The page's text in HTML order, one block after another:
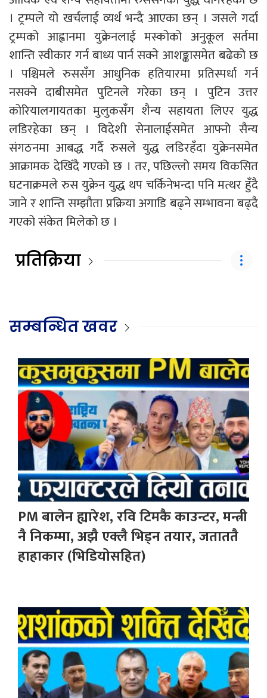
। ट्रम्पले यो खर्चलाई व्यर्थ भन्दै आएका छन् । जसले गर्दा
ट्रम्पको आह्वानमा युक्रेनलाई मस्कोको अनुकूल सर्तमा
शान्ति स्वीकार गर्न बाध्य पार्न सक्ने आशङ्कासमेत बढेको छ
। पश्चिमले रुससँग आधुनिक हतियारमा प्रतिस्पर्धा गर्न
नसक्ने दाबीसमेत पुटिनले गरेका छन् । पुटिन उत्तर
कोरियालगायतका मुलुकसँग शैन्य सहायता लिएर युद्ध
लडिरहेका छन् । विदेशी सेनालाईसमेत आफ्नो सैन्य
संगठनमा आबद्ध गर्दै रुसले युद्ध लडिरहँदा युक्रेनसमेत
आक्रामक देखिँदै गएको छ । तर, पछिल्लो समय विकसित
घटनाक्रमले रुस युक्रेन युद्ध थप चर्किनेभन्दा पनि मत्थर हुँदै
जाने र शान्ति सम्झौता प्रक्रिया अगाडि बढ्ने सम्भावना बढ्दै
गएको संकेत मिलेको छ ।
प्रतिक्रिया
सम्बन्धित खवर
PM बालेन ह्यारेश, रवि टिमकै काउन्टर, मन्त्री
नै निकम्मा, अझै एक्लै भिड्न तयार, जताततै
हाहाकार (भिडियोसहित)